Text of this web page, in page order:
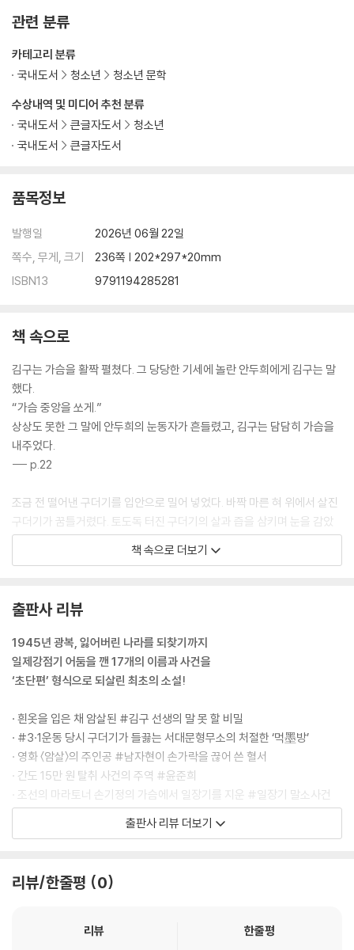
관련 분류
수상내역 및 미디어 추천 분류
국내도서
큰글자도서
청소년
국내도서
큰글자도서
카테고리 분류
국내도서
청소년 청소년 문학
품목정보
발행일
2026년 06월 22일
쪽수, 무게, 크기
236쪽 | 202*297*20mm
ISBN13
9791194285281
책 속으로
김구는 가슴을 활짝 펼쳤다. 그 당당한 기세에 놀란 안두희에게 김구는 말
했다.
“가슴 중앙을 쏘게.”
상상도 못한 그 말에 안두희의 눈동자가 흔들렸고, 김구는 담담히 가슴을
내주었다.
--- p.22
조금 전 떨어낸 구더기를 입안으로 밀어 넣었다. 바짝 마른 혀 위에서 살진
구더기가 꿈틀거렸다. 토도독 터진 구더기의 살과 즙을 삼키며 눈을 감았
다.
과 기관포 옆에서 걷던 병사가 동시에 꼬꾸라졌다. 총소리에 놀란 새들이
하늘로 날아오르는 가운데 허위가 있는 힘껏 외쳤다.
“쏴라! 한 놈도 살려두지 마라!”
--- p.48
벽에서 꺽꺽대는 헐겁고 기괴한 소리가 나고 있었다. 소리는 울음이었고
귀곡鬼哭이었다.
대구 감옥에서는 밤마다 귀신이 울었다.
--- pp.53-54
“후회하지 않는가?”
차갑고 습한 기운이 스며든 심문실, 수의 차림의 윤준희의 퀭한 눈빛, 보기
만 해도 바스러질 것만 같은 파리해진 몸을 훑던 한 일본인 법관이 물었다.
--- pp.70-72
부관이 울부짖는 소리가 감미롭게 들렸다. 흐려지는 의식 속에서 조부가
책 속으로 더보기
출판사 리뷰
1945년 광복, 잃어버린 나라를 되찾기까지
일제강점기 어둠을 깬 17개의 이름과 사건을
‘초단편’ 형식으로 되살린 최초의 소설!
· 흰옷을 입은 채 암살된 #김구 선생의 말 못 할 비밀
· #3·1운동 당시 구더기가 들끓는 서대문형무소의 처절한 ‘먹墨방’
· 영화 〈암살〉의 주인공 #남자현이 손가락을 끊어 쓴 혈서
· 간도 15만 원 탈취 사건의 주역 #윤준희
· 조선의 마라토너 손기정의 가슴에서 일장기를 지운 #일장기 말소사건
· 여성 독립운동 단체 #근우회와 가짜 여학생 이야기
· 갓 태어난 아들의 침상에 독립선언서를 숨긴 #테일러 부부
기 위해 수많은 이름과 사건이 축적된 끝에 도달한 역사적 결과였다. 『194
출판사 리뷰 더보기
리뷰/한줄평 0
리뷰
한줄평